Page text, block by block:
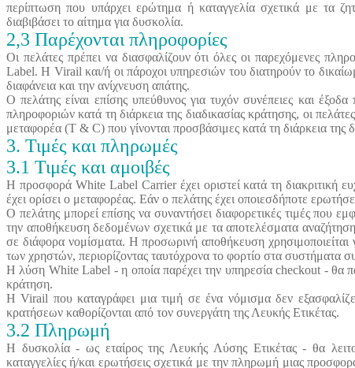
περίπτωση που υπάρχει ερώτημα ή καταγγελία σχετικά με τα
διαβιβάσει το αίτημα για δυσκολία.
2,3 Παρέχονται πληροφορίες
Οι πελάτες πρέπει να διασφαλίζουν ότι όλες οι παρεχόμενες
Label. Η Virail και/ή οι πάροχοι υπηρεσιών του διατηρούν το
διαφάνεια και την ανίχνευση απάτης.
Ο πελάτης είναι επίσης υπεύθυνος για τυχόν συνέπειες και
πληροφοριών κατά τη διάρκεια της διαδικασίας κράτησης, οι
μεταφορέα (T & C) που γίνονται προσβάσιμες κατά τη διάρκεια της
3. Τιμές και πληρωμές
3.1 Τιμές και αμοιβές
Η προσφορά White Label Carrier έχει οριστεί κατά τη διακριτική
έχει ορίσει ο μεταφορέας. Εάν ο πελάτης έχει οποιεσδήποτε
Ο πελάτης μπορεί επίσης να συναντήσει διαφορετικές τιμές που
την αποθήκευση δεδομένων σχετικά με τα αποτελέσματα
σε διάφορα νομίσματα. Η προσωρινή αποθήκευση χρησιμοποιείται
των χρηστών, περιορίζοντας ταυτόχρονα το φορτίο στα συστήματα
Η λύση White Label - η οποία παρέχει την υπηρεσία checkout - θα
κράτηση.
Η Virail που καταγράφει μια τιμή σε ένα νόμισμα δεν
κρατήσεων καθορίζονται από τον συνεργάτη της Λευκής Ετικέτας.
3.2 Πληρωμή
Η δυσκολία - ως εταίρος της Λευκής Λύσης Ετικέτας - θα
καταγγελίες ή/και ερωτήσεις σχετικά με την πληρωμή μιας